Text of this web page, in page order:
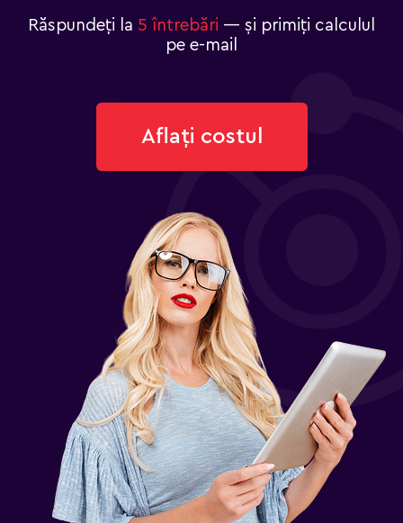
Răspundeți la 5 întrebări — și primiți calculul
pe e-mail
Aflați costul